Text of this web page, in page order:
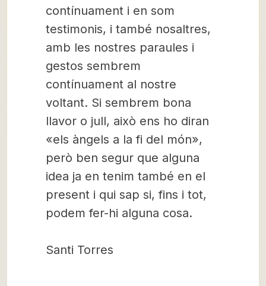
contínuament i en som
testimonis, i també nosaltres,
amb les nostres paraules i
gestos sembrem
contínuament al nostre
voltant. Si sembrem bona
llavor o jull, això ens ho diran
«els àngels a la fi del món»,
però ben segur que alguna
idea ja en tenim també en el
present i qui sap si, fins i tot,
podem fer-hi alguna cosa.
Santi Torres